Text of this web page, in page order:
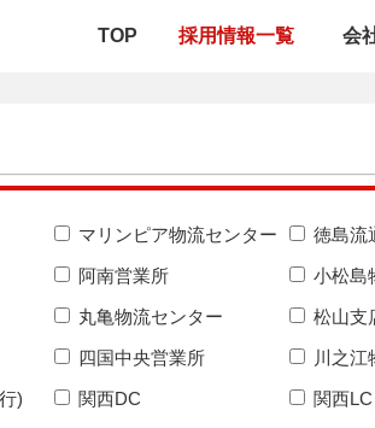
TOP 採用情報一覧 会
マリンピア物流センター 徳島流
阿南営業所 小松島
丸亀物流センター 松山支
四国中央営業所 川之江
)
関西DC 関西LC